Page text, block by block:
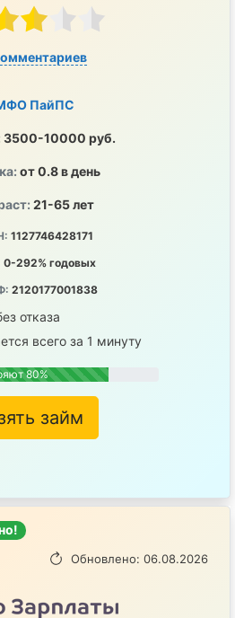
ПайПС
3500-10000 руб.
от 0.8 в день
21-65 лет
1127746428171
0-292% годовых
2120177001838
отказа
всего за 1 минуту
80%
займ
Обновлено: 06.08.2026